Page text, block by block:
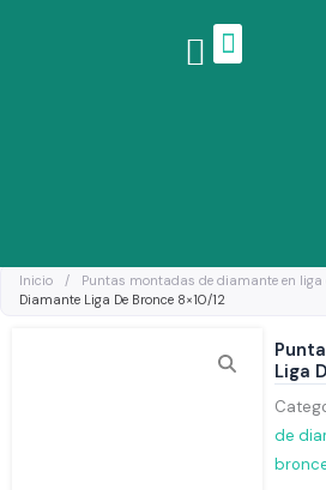
Inicio / Puntas montadas de diamante en liga
Diamante Liga De Bronce 8×10/12
Liga
de